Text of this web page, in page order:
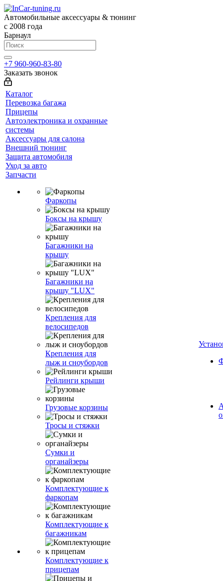
Автомобильные аксессуары & тюнинг
с 2008 года
Барнаул
+7 960-960-83-80
Заказать звонок
Каталог
Перевозка багажа
Прицепы
Автоэлектроника и охранные
системы
Аксессуары для салона
Внешний тюнинг
Защита автомобиля
Уход за авто
Запчасти
Фаркопы
Боксы на крышу
Багажники на
крышу
Багажники на
крышу "LUX"
Крепления для
велосипедов
Крепления для
лыж и сноубордов
Рейлинги крыши
Грузовые корзины
Тросы и стяжки
Сумки и
органайзеры
Комплектующие к
фаркопам
Комплектующие к
багажникам
Комплектующие к
прицепам